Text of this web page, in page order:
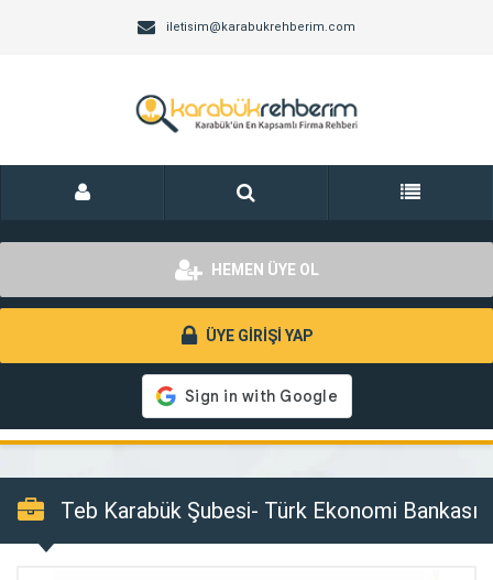
iletisim@karabukrehberim.com
HEMEN ÜYE OL
ÜYE GİRİŞİ YAP
Teb Karabük Şubesi- Türk Ekonomi Bankası